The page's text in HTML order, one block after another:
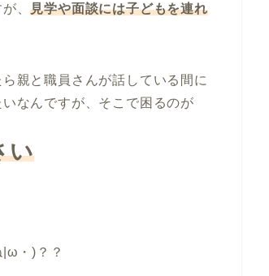
が、見学や面談には子どもを連れ
親と職員さんが話している間に
なんですが、そこで困るのが
い
・)？？